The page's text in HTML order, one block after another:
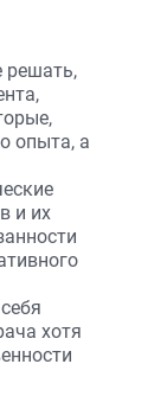
решать,
опыта, а
и их
хотя